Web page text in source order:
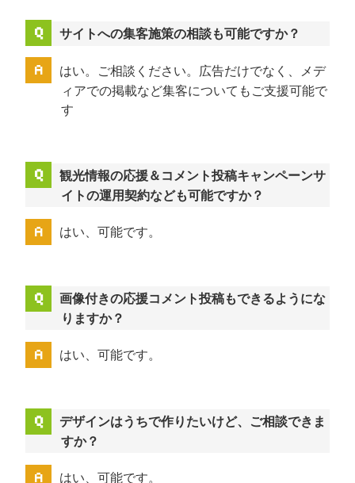
サイトへの集客施策の相談も可能ですか？
はい。ご相談ください。広告だけでなく、メデ
ィアでの掲載など集客についてもご支援可能で
す
観光情報の応援＆コメント投稿キャンペーンサ
イトの運用契約なども可能ですか？
はい、可能です。
画像付きの応援コメント投稿もできるようにな
りますか？
はい、可能です。
デザインはうちで作りたいけど、ご相談できま
すか？
はい、可能です。